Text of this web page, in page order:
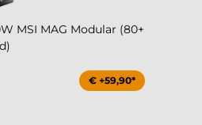
MSI MAG Modular (80+
€ +59,90*